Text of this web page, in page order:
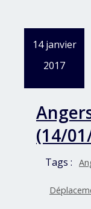
14 janvier
2017
(14/
Tags :